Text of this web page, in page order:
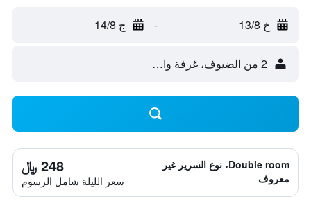
خ 13/8 - ج 14/8
2 من الضيوف، غرفة واحدة
Double room، نوع السرير غير
معروف
248 ﷼
سعر الليلة شامل الرسوم